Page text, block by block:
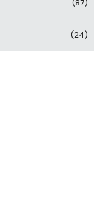
(87)
(24)